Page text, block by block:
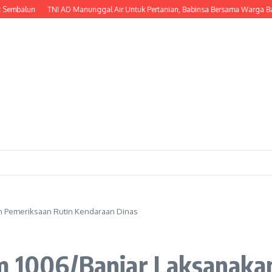
TNI AD Manunggal Air Untuk Pertanian, Babinsa Bersama Warga Bangun
Pemeriksaan Rutin Kendaraan Dinas
1006/Banjar